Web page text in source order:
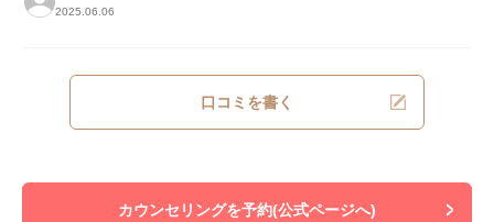
2025.06.06
口コミを書く
カウンセリングを予約(公式ページへ)